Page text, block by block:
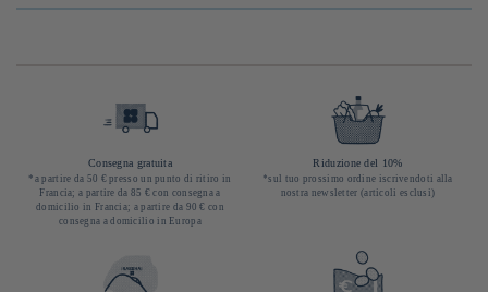
Consegna gratuita
*a partire da 50 € presso un punto di ritiro in
Francia; a partire da 85 € con consegna a
domicilio in Francia; a partire da 90 € con
consegna a domicilio in Europa
Riduzione del 10%
*sul tuo prossimo ordine iscrivendoti alla
nostra newsletter (articoli esclusi)